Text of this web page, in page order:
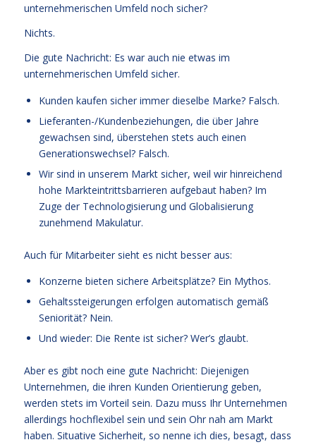
unternehmerischen Umfeld noch sicher?
Nichts.
Die gute Nachricht: Es war auch nie etwas im
unternehmerischen Umfeld sicher.
Kunden kaufen sicher immer dieselbe Marke? Falsch.
Lieferanten-/Kundenbeziehungen, die über Jahre
gewachsen sind, überstehen stets auch einen
Generationswechsel? Falsch.
Wir sind in unserem Markt sicher, weil wir hinreichend
hohe Markteintrittsbarrieren aufgebaut haben? Im
Zuge der Technologisierung und Globalisierung
zunehmend Makulatur.
Auch für Mitarbeiter sieht es nicht besser aus:
Konzerne bieten sichere Arbeitsplätze? Ein Mythos.
Gehaltssteigerungen erfolgen automatisch gemäß
Seniorität? Nein.
Und wieder: Die Rente ist sicher? Wer’s glaubt.
Aber es gibt noch eine gute Nachricht: Diejenigen
Unternehmen, die ihren Kunden Orientierung geben,
werden stets im Vorteil sein. Dazu muss Ihr Unternehmen
allerdings hochflexibel sein und sein Ohr nah am Markt
haben. Situative Sicherheit, so nenne ich dies, besagt, dass